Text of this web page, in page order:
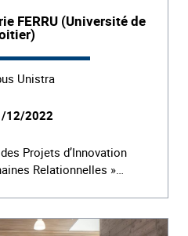
FERRU (Université de
Unistra
12/2022
Projets d’Innovation
Relationnelles »…